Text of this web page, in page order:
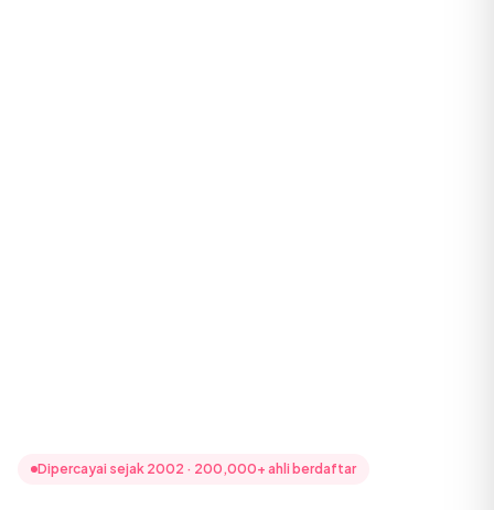
Dipercayai sejak 2002 · 200,000+ ahli berdaftar